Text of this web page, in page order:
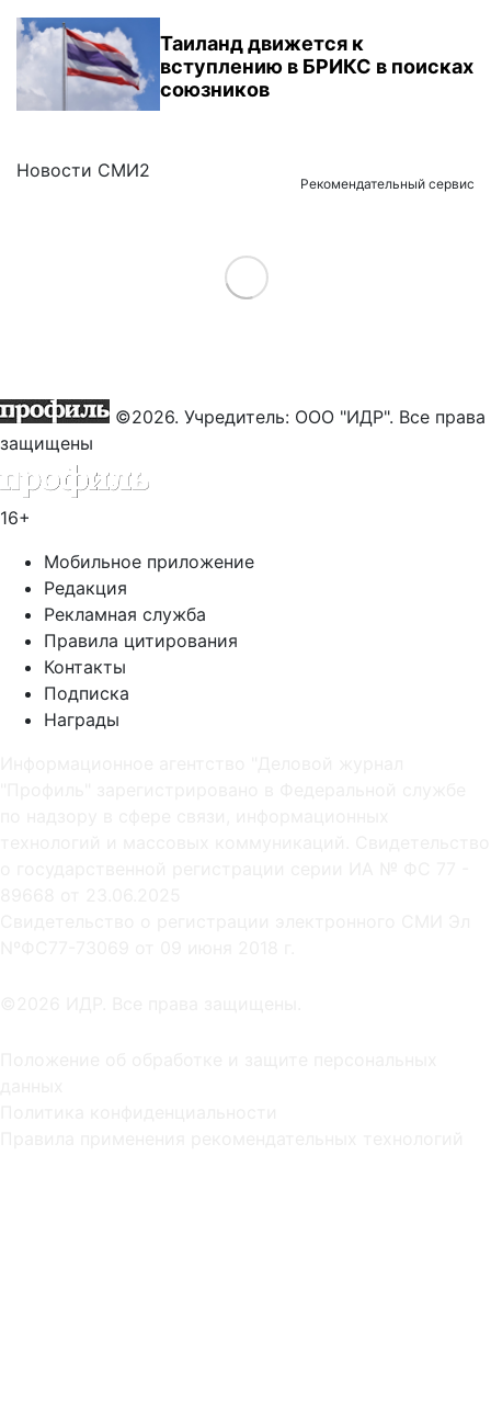
Таиланд движется к
вступлению в БРИКС в поисках
союзников
Новости СМИ2
Рекомендательный сервис
Load More
©2026. Учредитель: ООО "ИДР". Все права
защищены
16+
Мобильное приложение
Редакция
Рекламная служба
Правила цитирования
Контакты
Подписка
Награды